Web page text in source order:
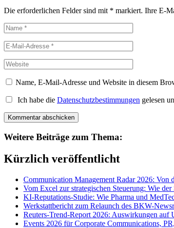
Die erforderlichen Felder sind mit * markiert. Ihre E-
Name, E-Mail-Adresse und Website in diesem
Ich habe die Datenschutzbestimmungen gelesen
Weitere Beiträge zum Thema:
Kürzlich veröffentlicht
Communication Management Radar 2026: Von
Vom Excel zur strategischen Steuerung: Wie
KI-Reputations-Studie: Wie Pharma und
Werkstattbericht zum Relaunch des BKW-
Reuters-Trend-Report 2026: Auswirkungen auf
Events 2026 für Corporate Communications,